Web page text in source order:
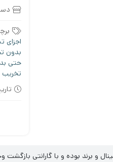
اجزای
بدون
حتی
تخریب
و برند بوده و با گارانتی